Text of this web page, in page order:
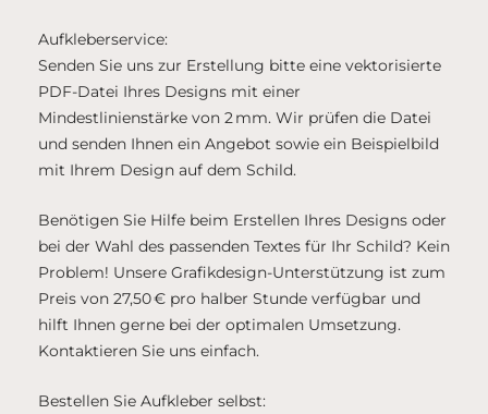
Aufkleberservice:
Senden Sie uns zur Erstellung bitte eine vektorisierte
PDF-Datei Ihres Designs mit einer
Mindestlinienstärke von 2 mm. Wir prüfen die Datei
und senden Ihnen ein Angebot sowie ein Beispielbild
mit Ihrem Design auf dem Schild.
Benötigen Sie Hilfe beim Erstellen Ihres Designs oder
bei der Wahl des passenden Textes für Ihr Schild? Kein
Problem! Unsere Grafikdesign-Unterstützung ist zum
Preis von 27,50 € pro halber Stunde verfügbar und
hilft Ihnen gerne bei der optimalen Umsetzung.
Kontaktieren Sie uns einfach.
Bestellen Sie Aufkleber selbst: